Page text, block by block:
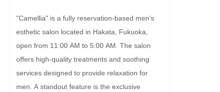
"Camellia" is a fully reservation-based men’s
esthetic salon located in Hakata, Fukuoka,
open from 11:00 AM to 5:00 AM. The salon
offers high-quality treatments and soothing
services designed to provide relaxation for
men. A standout feature is the exclusive